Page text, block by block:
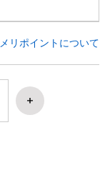
リポイントについて